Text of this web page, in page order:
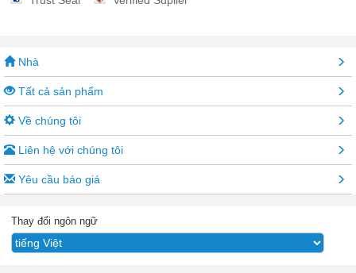
Nhà
Tất cả sản phẩm
Về chúng tôi
Liên hệ với chúng tôi
Yêu cầu báo giá
Thay đổi ngôn ngữ